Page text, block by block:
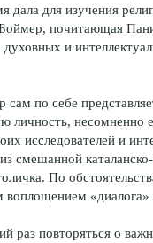
дала для изучения
почитающая
и
сам по себе
личность, несомненно
исследователей и
смешанной
По
воплощением
раз повторяться о